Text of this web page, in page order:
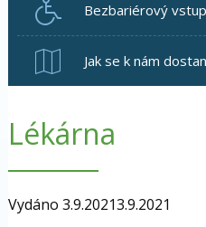
Bezbariérový
Jak se k nám
Lékárna
Vydáno 3.9.20213.9.2021